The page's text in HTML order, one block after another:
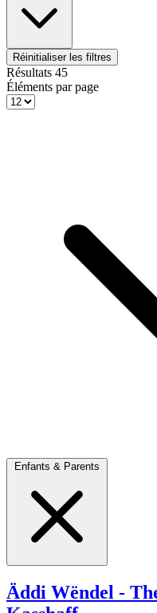
Réinitialiser les filtres
Résultats 45
Éléments par page
Enfants & Parents
Äddi Wëndel -